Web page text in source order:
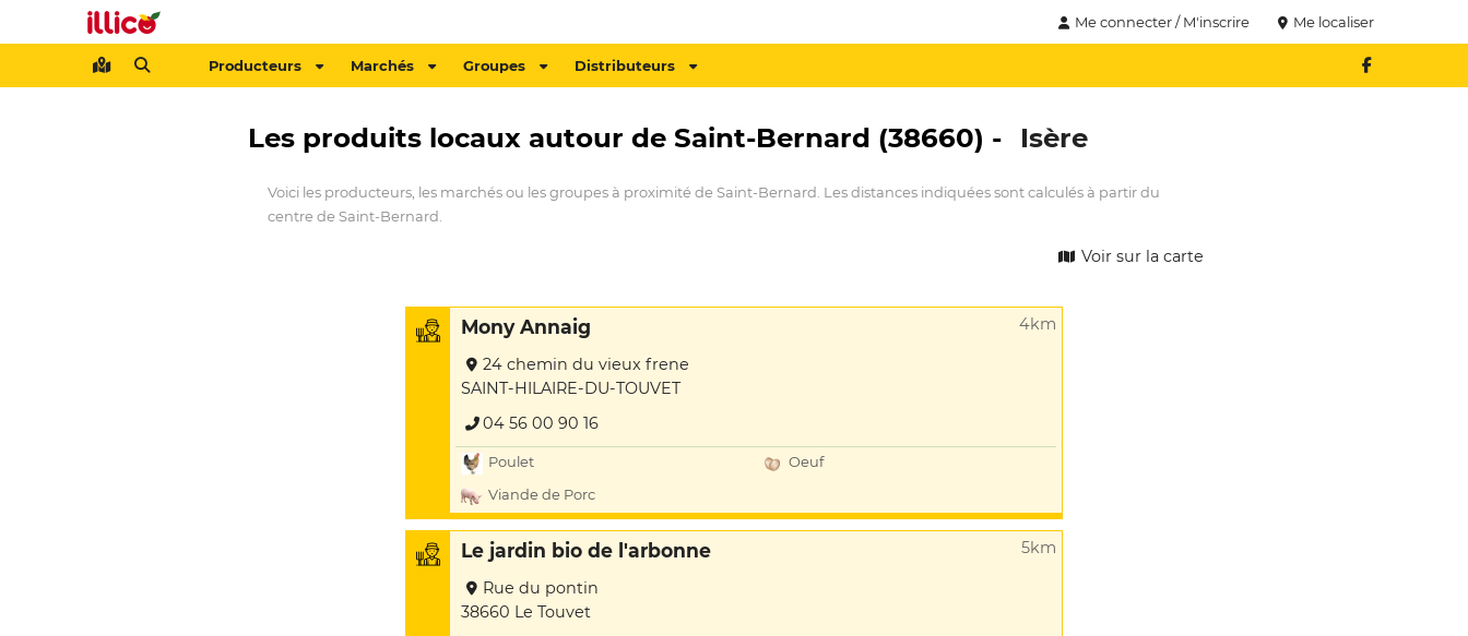
Me connecter / M'inscrire Me localiser
Producteurs Marchés Groupes Distributeurs
Les produits locaux autour de Saint-Bernard (38660) - Isère
Voici les producteurs, les marchés ou les groupes à proximité de Saint-Bernard. Les distances indiquées sont calculés à partir du
centre de Saint-Bernard.
Voir sur la carte
Mony Annaig 4km
24 chemin du vieux frene
SAINT-HILAIRE-DU-TOUVET
04 56 00 90 16
Poulet
Oeuf
Viande de Porc
Le jardin bio de l'arbonne 5km
Rue du pontin
38660 Le Touvet